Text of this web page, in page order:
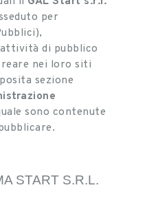
per
di pubblico
nei loro siti
sezione
sono contenute
START S.R.L.